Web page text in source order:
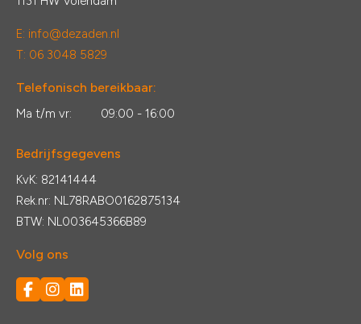
E: info@dezaden.nl
T: 06 3048 5829
Telefonisch bereikbaar:
Ma t/m vr: 09:00 - 16:00
Bedrijfsgegevens
KvK: 82141444
Rek.nr: NL78RABO0162875134
BTW: NL003645366B89
Volg ons